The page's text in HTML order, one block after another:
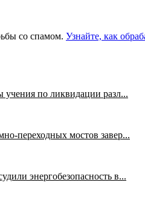
со спамом. Узнайте, как
по ликвидации разл...
переходных мостов завер...
энергобезопасность в...